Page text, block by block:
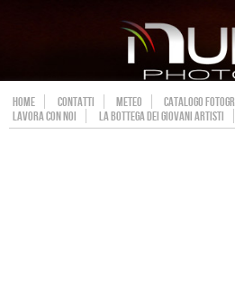
HOME CONTATTI METEO
CATALOGO
LAVORA CON NOI
LA BOTTEGA DEI GIOVANI ARTISTI